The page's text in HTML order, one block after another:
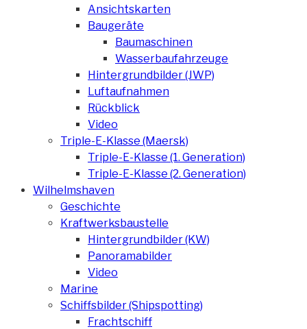
Ansichtskarten
Baugeräte
Baumaschinen
Wasserbaufahrzeuge
Hintergrundbilder (JWP)
Luftaufnahmen
Rückblick
Video
Triple-E-Klasse (Maersk)
Triple-E-Klasse (1. Generation)
Triple-E-Klasse (2. Generation)
Wilhelmshaven
Geschichte
Kraftwerksbaustelle
Hintergrundbilder (KW)
Panoramabilder
Video
Marine
Schiffsbilder (Shipspotting)
Frachtschiff